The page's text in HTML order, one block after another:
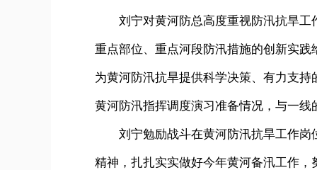
刘宁对黄河防总高度重视防汛抗旱工
重点部位、重点河段防汛措施的创新实
为黄河防汛抗旱提供科学决策、有力支
黄河防汛指挥调度演习准备情况，与一
刘宁勉励战斗在黄河防汛抗旱工作岗
精神，扎扎实实做好今年黄河备汛工作